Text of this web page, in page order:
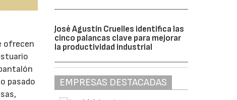
ofrecen
pasado
José Agustín Cruelles identifica las
cinco palancas clave para mejorar
la productividad industrial
EMPRESAS DESTACADAS